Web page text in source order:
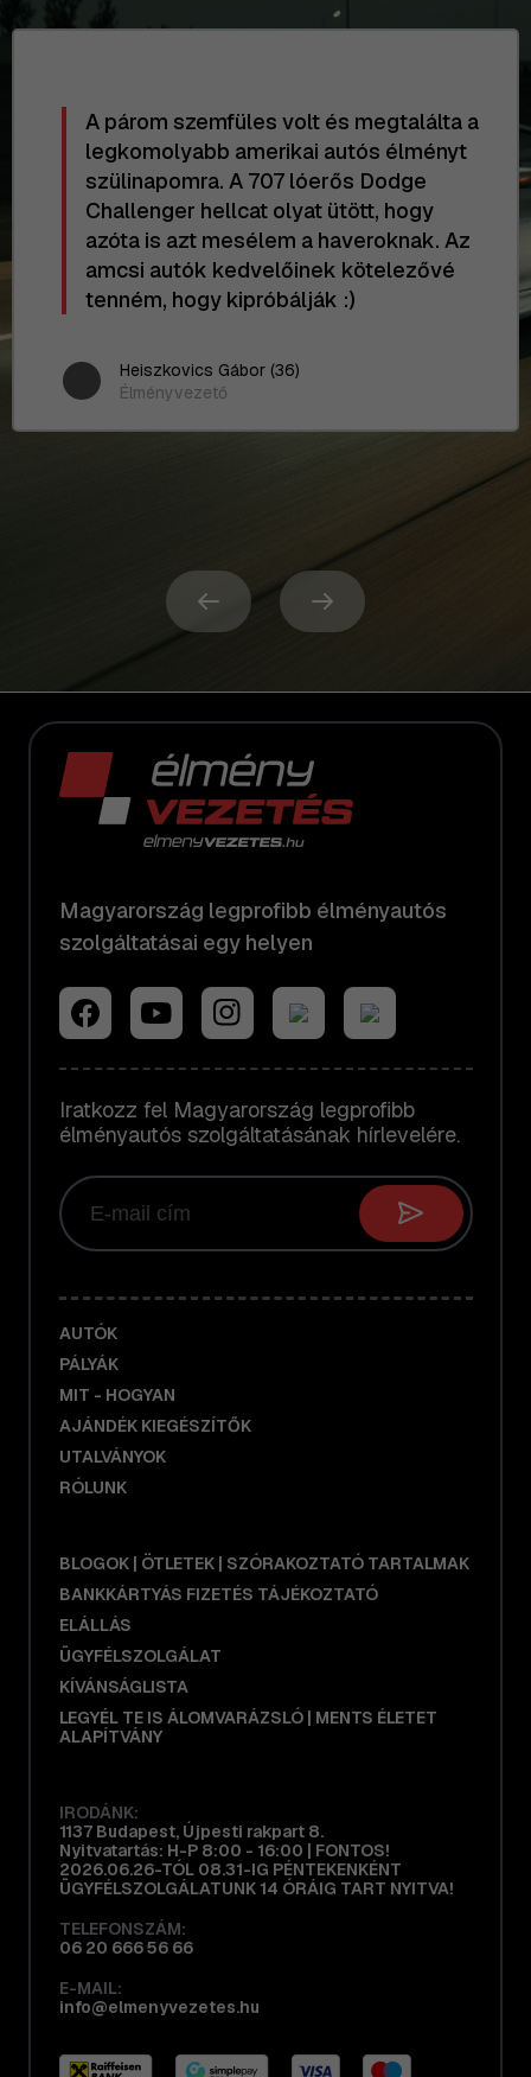
A párom szemfüles volt és megtalálta a
legkomolyabb amerikai autós élményt
szülinapomra. A 707 lóerős Dodge
Challenger hellcat olyat ütött, hogy
azóta is azt mesélem a haveroknak. Az
amcsi autók kedvelőinek kötelezővé
tenném, hogy kipróbálják :)
Heiszkovics Gábor (36)
Élményvezető
Magyarország legprofibb élményautós
szolgáltatásai egy helyen
Iratkozz fel Magyarország legprofibb
élményautós szolgáltatásának hírlevelére.
AUTÓK
PÁLYÁK
MIT - HOGYAN
AJÁNDÉK KIEGÉSZÍTŐK
UTALVÁNYOK
RÓLUNK
BLOGOK | ÖTLETEK | SZÓRAKOZTATÓ TARTALMAK
BANKKÁRTYÁS FIZETÉS TÁJÉKOZTATÓ
ELÁLLÁS
ÜGYFÉLSZOLGÁLAT
KÍVÁNSÁGLISTA
LEGYÉL TE IS ÁLOMVARÁZSLÓ | MENTS ÉLETET
ALAPÍTVÁNY
IRODÁNK:
1137 Budapest, Újpesti rakpart 8.
Nyitvatartás: H-P 8:00 - 16:00 | FONTOS!
2026.06.26-TÓL 08.31-IG PÉNTEKENKÉNT
ÜGYFÉLSZOLGÁLATUNK 14 ÓRÁIG TART NYITVA!
TELEFONSZÁM:
06 20 666 56 66
E-MAIL:
info@elmenyvezetes.hu